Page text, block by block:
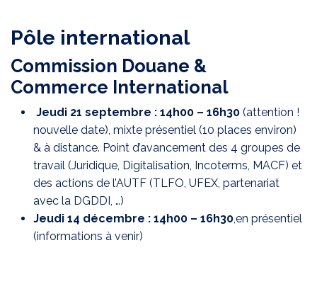
Pôle international
Commission Douane &
Commerce International
Jeudi 21 septembre : 14h00 – 16h30 (attention !
nouvelle date), mixte présentiel (10 places environ)
& à distance. Point d’avancement des 4 groupes de
travail (Juridique, Digitalisation, Incoterms, MACF) et
des actions de l’AUTF (TLFO, UFEX, partenariat
avec la DGDDI, …)
Jeudi 14 décembre : 14h00 – 16h30,en présentiel
(informations à venir)